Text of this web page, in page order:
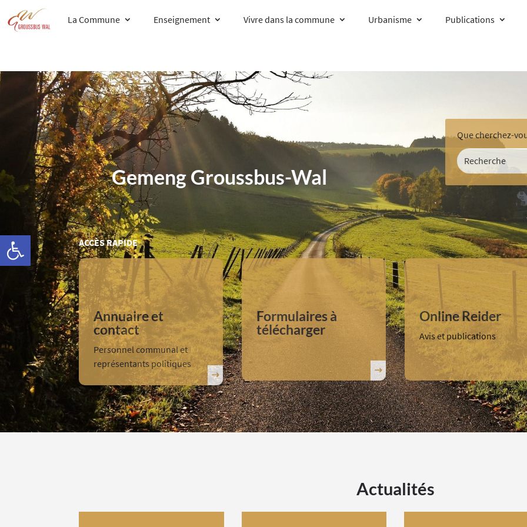
La Commune Enseignement Vivre dans la commune Urbanisme Publications
Gemeng Groussbus-Wal
ACCÈS RAPIDE
Annuaire et
contact
Personnel communal et
représentants politiques
Formulaires à
télécharger
Online Reider
Avis et publications
Actualités
Ouvrir la barre d’outils